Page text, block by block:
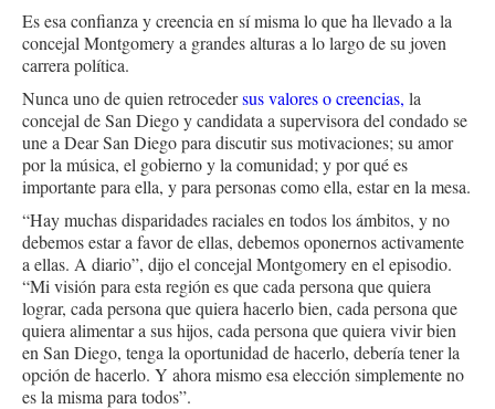
Es esa confianza y creencia en sí misma lo que ha llevado a la
concejal Montgomery a grandes alturas a lo largo de su joven
carrera política.
Nunca uno de quien retrocedersus valores o creencias, la
concejal de San Diego y candidata a supervisora del condado se
une a Dear San Diego para discutir sus motivaciones; su amor
por la música, el gobierno y la comunidad; y por qué es
importante para ella, y para personas como ella, estar en la mesa.
“Hay muchas disparidades raciales en todos los ámbitos, y no
debemos estar a favor de ellas, debemos oponernos activamente
a ellas. A diario”, dijo el concejal Montgomery en el episodio.
“Mi visión para esta región es que cada persona que quiera
lograr, cada persona que quiera hacerlo bien, cada persona que
quiera alimentar a sus hijos, cada persona que quiera vivir bien
en San Diego, tenga la oportunidad de hacerlo, debería tener la
opción de hacerlo. Y ahora mismo esa elección simplemente no
es la misma para todos”.